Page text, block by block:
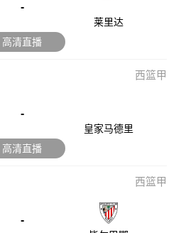
-
莱里达
高清直播
西篮甲
-
皇家马德里
高清直播
西篮甲
-